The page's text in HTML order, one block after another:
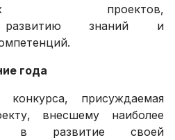
проектов,
развитию знаний и
года
конкурса, присуждаемая
внесшему наиболее
в развитие своей